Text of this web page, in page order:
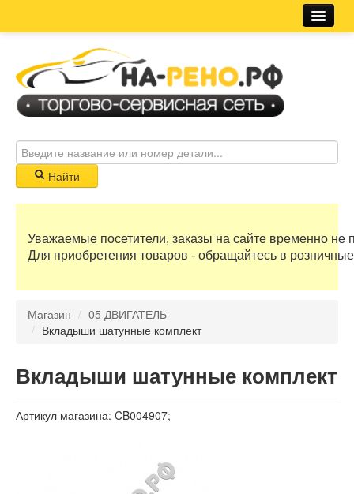
Магазин
Новости
Автосервис
Корзина
0 руб
Регистрация
Вход
Найти
Уважаемые посетители, заказы на сайте временно не
Для приобретения товаров - обращайтесь в
Магазин / 05 ДВИГАТЕЛЬ
/ Вкладыши шатунные комплект
Вкладыши шатунные комплект
Артикул магазина: CB004907;